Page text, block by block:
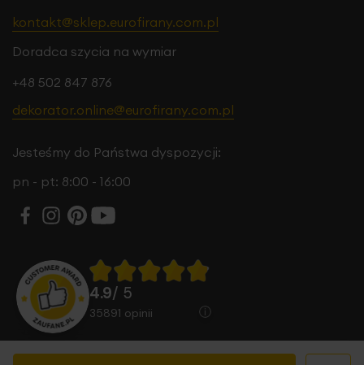
kontakt@sklep.eurofirany.com.pl
Doradca szycia na wymiar
+48 502 847 876
dekorator.online@eurofirany.com.pl
Jesteśmy do Państwa dyspozycji:
pn - pt: 8:00 - 16:00
4.9/ 5
35891 opinii